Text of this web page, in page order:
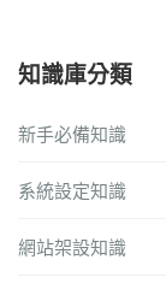
知識庫分類
新手必備知識
系統設定知識
網站架設知識